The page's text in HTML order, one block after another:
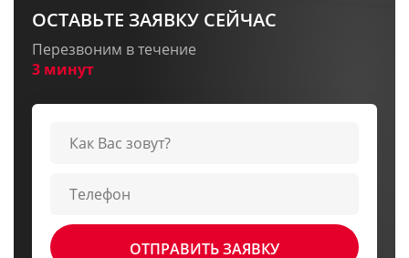
ОСТАВЬТЕ ЗАЯВКУ СЕЙЧАС
Перезвоним в течение
3 минут